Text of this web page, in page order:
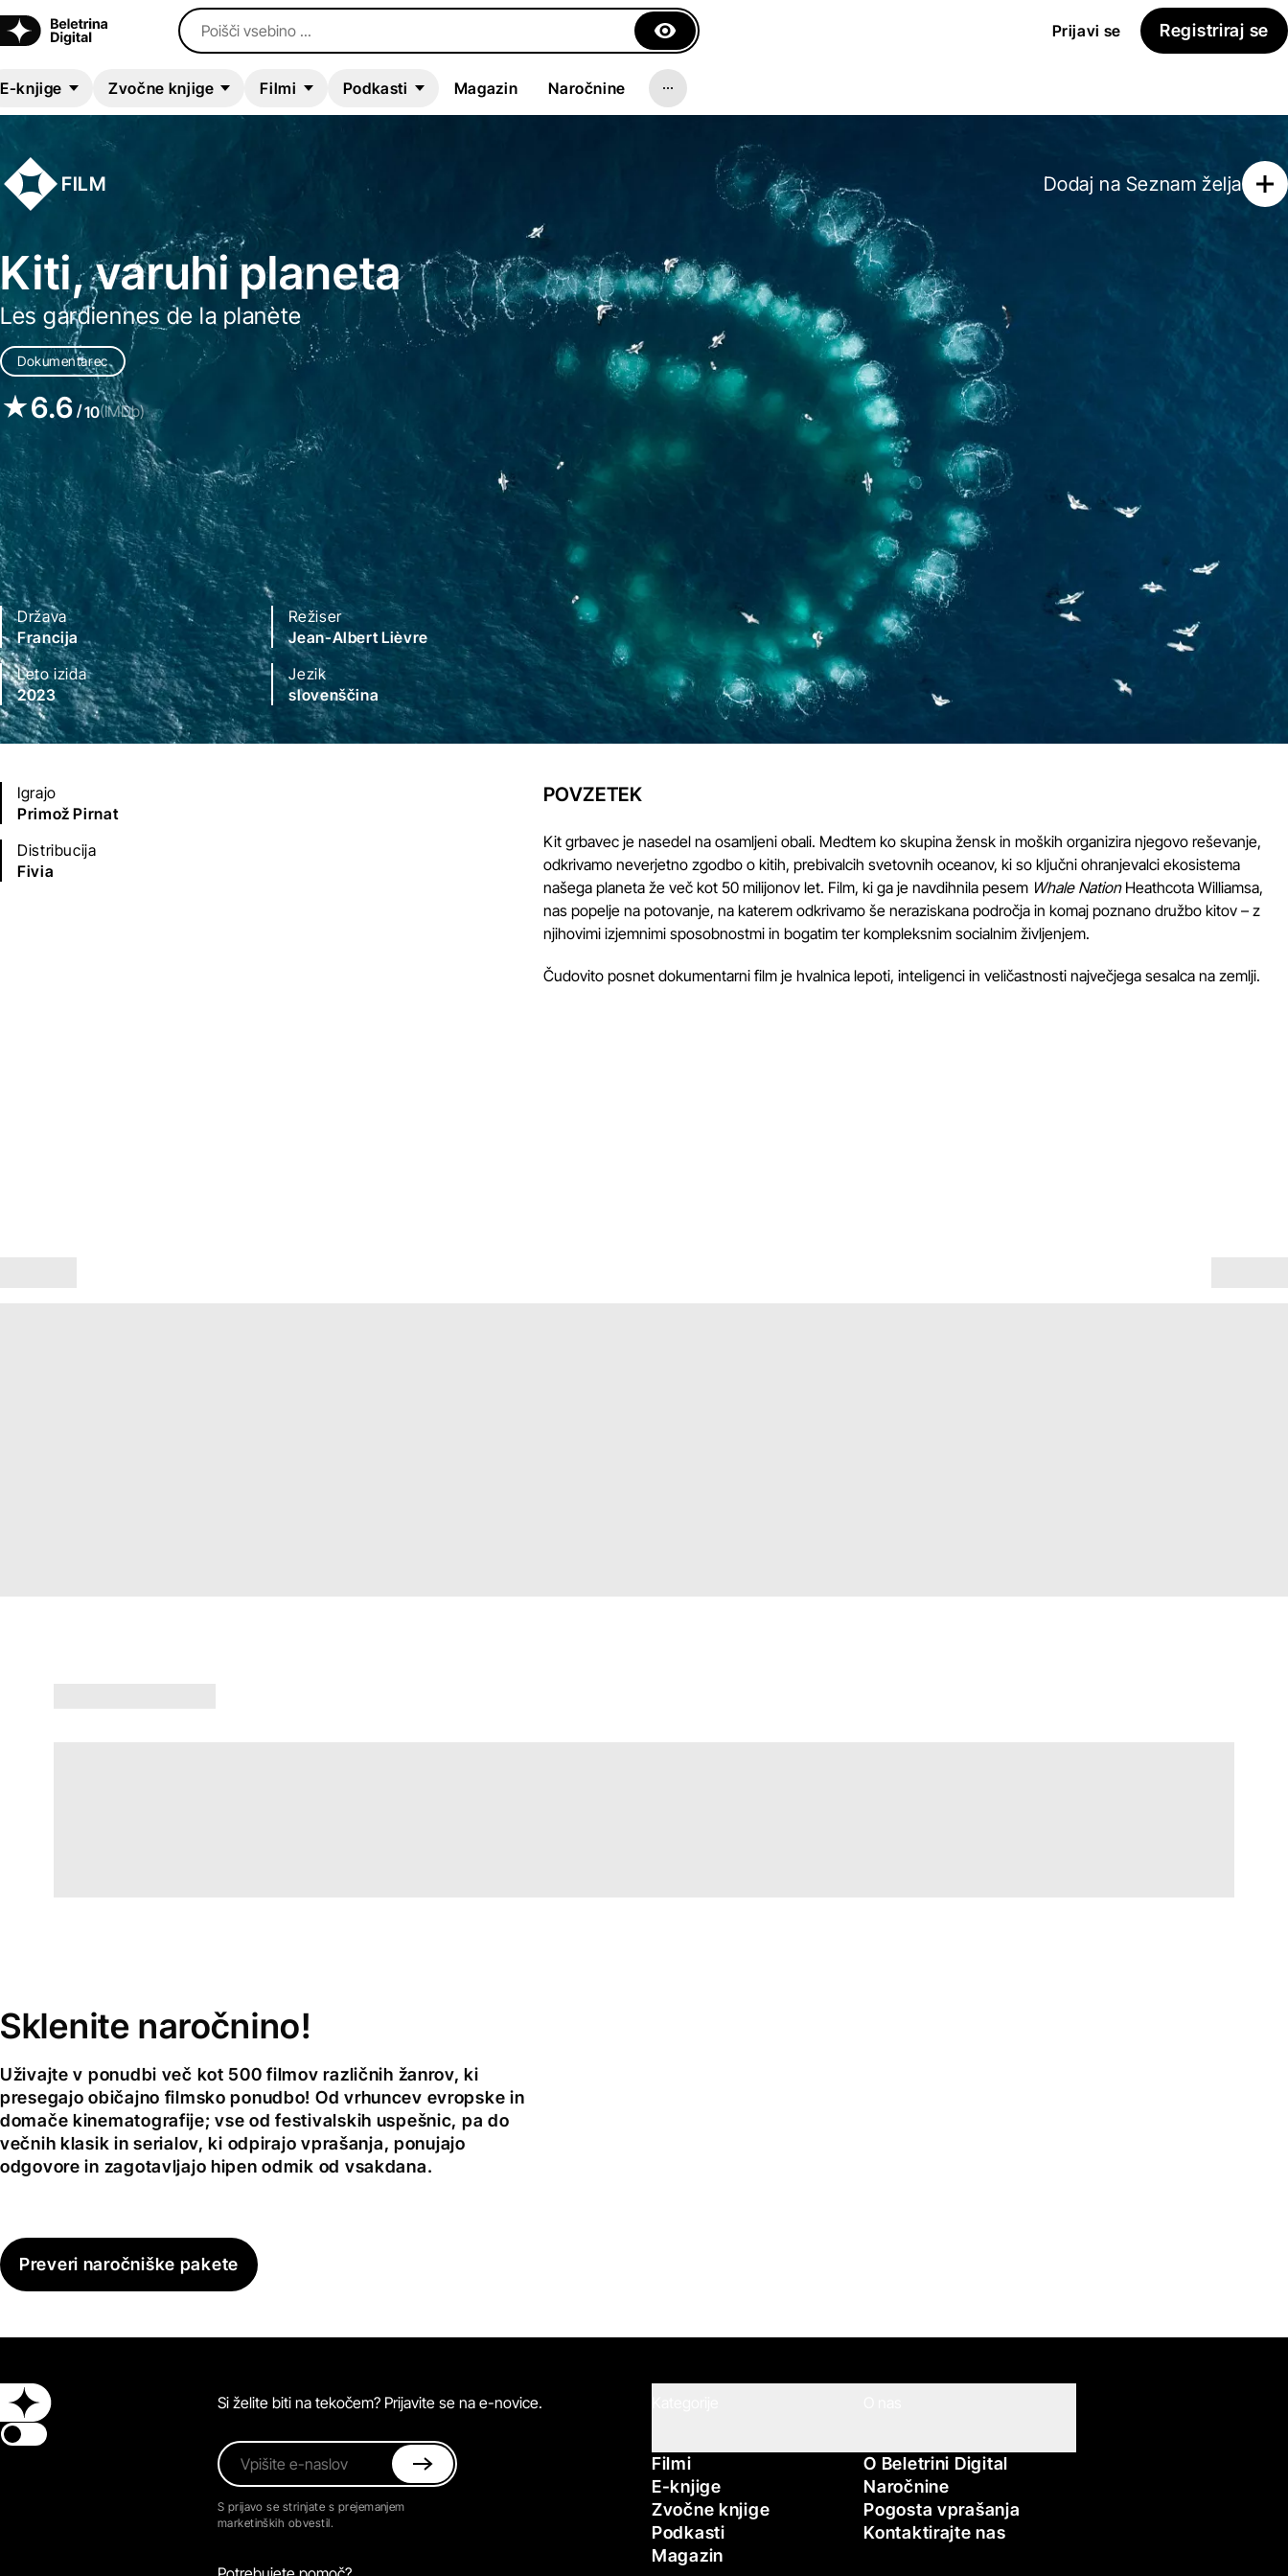
Poišči vsebino ... Prijavi se Registriraj se
E-knjige Zvočne knjige Filmi Podkasti Magazin Naročnine
FILM
Kiti, varuhi planeta
Les gardiennes de la planète
Dokumentarec
6.6 /10(IMDb)
Država
Francija
Režiser
Jean-Albert Lièvre
Leto izida
2023
Jezik
slovenščina
Igrajo
Primož Pirnat
Distribucija
Fivia
Dodaj na Seznam želja
POVZETEK
Kit grbavec je nasedel na osamljeni obali. Medtem ko skupina žensk in moških organizira njegovo reševanje,
odkrivamo neverjetno zgodbo o kitih, prebivalcih svetovnih oceanov, ki so ključni ohranjevalci ekosistema
našega planeta že več kot 50 milijonov let. Film, ki ga je navdihnila pesem Whale NationHeathcota Williamsa,
nas popelje na potovanje, na katerem odkrivamo še neraziskana področja in komaj poznano družbo kitov – z
njihovimi izjemnimi sposobnostmi in bogatim ter kompleksnim socialnim življenjem.
Čudovito posnet dokumentarni film je hvalnica lepoti, inteligenci in veličastnosti največjega sesalca na zemlji.
Sklenite naročnino!
Uživajte v ponudbi več kot 500 filmov različnih žanrov, ki
presegajo običajno filmsko ponudbo! Od vrhuncev evropske in
domače kinematografije; vse od festivalskih uspešnic, pa do
večnih klasik in serialov, ki odpirajo vprašanja, ponujajo
odgovore in zagotavljajo hipen odmik od vsakdana.
Preveri naročniške pakete
Switch theme
Filmi
E-knjige
Zvočne knjige
Podkasti
Magazin
O Beletrini Digital
Naročnine
Pogosta vprašanja
Kontaktirajte nas
Si želite biti na tekočem? Prijavite se na e-novice.
Vpišite e-naslov
S prijavo se strinjate s prejemanjem
marketinških obvestil.